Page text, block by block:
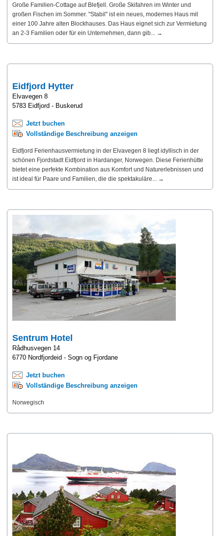
Große Familien-Cottage auf Blefjell. Große Skifahren im Winter und
großen Fischen im Sommer. "Stabil" ist ein neues, modernes Haus mit
einer 100 Jahre alten Blockhauses. Das Haus eignet sich zur Vermietung
an 2-3 Familien oder für ein Unternehmen, dann gib... →
Eidfjord Hytter
Elvavegen 8
5783 Eidfjord - Buskerud
Jetzt buchen
Vollständige Beschreibung anzeigen
Eidfjord Ferienhausvermietung in der Elvavegen 8 liegt idyllisch in der
schönen Fjordstadt Eidfjord in Hardanger, Norwegen. Diese Ferienhütte
bietet eine perfekte Kombination aus Komfort und Naturerlebnissen und
ist ideal für Paare und Familien, die die spektakuläre... →
Sentrum Hotel
Rådhusvegen 14
6770 Nordfjordeid - Sogn og Fjordane
Jetzt buchen
Vollständige Beschreibung anzeigen
Norwegisch